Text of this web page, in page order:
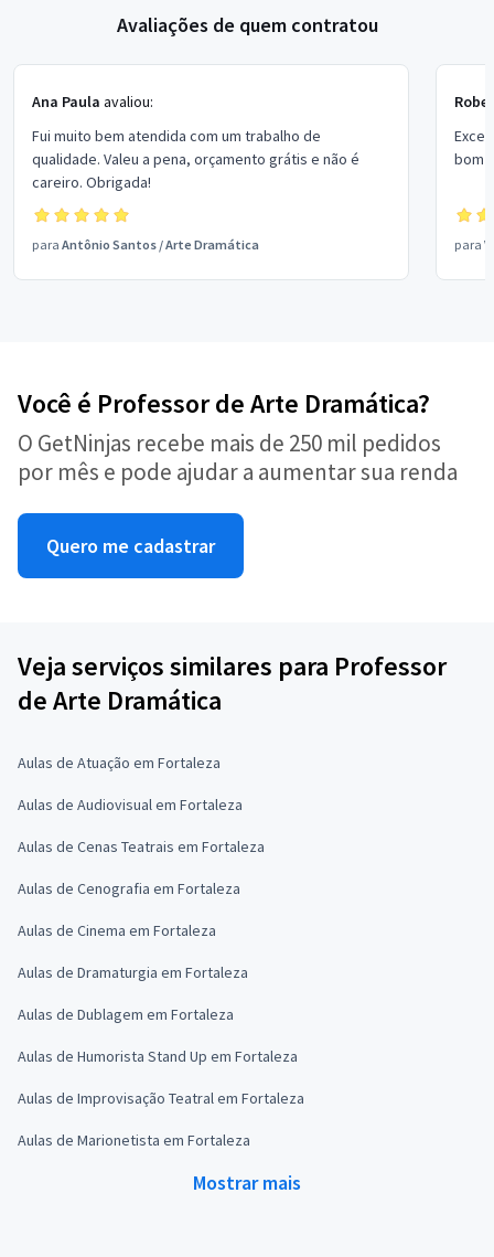
Avaliações de quem contratou
Ana Paula avaliou:
Fui muito bem atendida com um trabalho de
qualidade. Valeu a pena, orçamento grátis e não é
careiro. Obrigada!
para Antônio Santos /Arte Dramática
bom
para
Você é Professor de Arte Dramática?
O GetNinjas recebe mais de 250 mil pedidos
por mês e pode ajudar a aumentar sua renda
Quero me cadastrar
Veja serviços similares para Professor
de Arte Dramática
Aulas de Atuação em Fortaleza
Aulas de Audiovisual em Fortaleza
Aulas de Cenas Teatrais em Fortaleza
Aulas de Cenografia em Fortaleza
Aulas de Cinema em Fortaleza
Aulas de Dramaturgia em Fortaleza
Aulas de Dublagem em Fortaleza
Aulas de Humorista Stand Up em Fortaleza
Aulas de Improvisação Teatral em Fortaleza
Aulas de Marionetista em Fortaleza
Mostrar mais